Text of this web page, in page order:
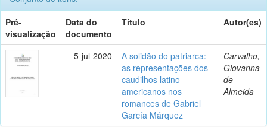
Pré-
visualização
Data do
documento
Título Autor(es)
5-jul-2020
A solidão do patriarca:
as representações dos
caudilhos latino-
americanos nos
romances de Gabriel
García Márquez
Carvalho,
Giovanna
de
Almeida